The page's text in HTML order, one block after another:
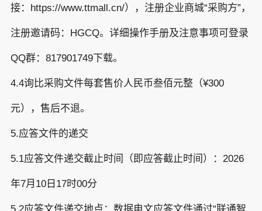
接：https://www.ttmall.cn/），注册企业商城“采购方”，
注册邀请码：HGCQ。详细操作手册及注意事项可登录
QQ群：817901749下载。
4.4询比采购文件每套售价人民币叁佰元整（¥300
元），售后不退。
5.应答文件的递交
5.1应答文件递交截止时间（即应答截止时间）：2026
年7月10日17时00分